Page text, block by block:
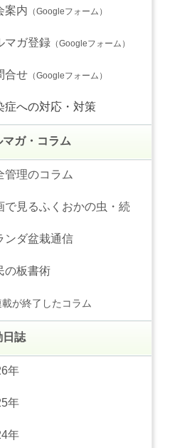
案内 （Googleフォーム）
マガ登録 （Googleフォーム）
合せ （Googleフォーム）
症への対応・対策
マガ・コラム
管理のコラム
で見るふくおかの虫・続
ンダ盆栽通信
の板書術
載が終了したコラム
日誌
年
年
年